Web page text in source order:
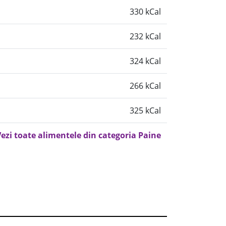
330 kCal
232 kCal
324 kCal
266 kCal
325 kCal
toate alimentele din categoria Paine